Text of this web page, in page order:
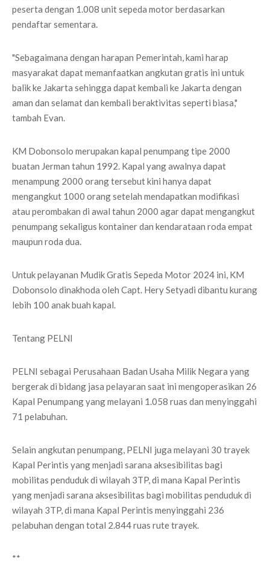
peserta dengan 1.008 unit sepeda motor berdasarkan
pendaftar sementara.
"Sebagaimana dengan harapan Pemerintah, kami harap
masyarakat dapat memanfaatkan angkutan gratis ini untuk
balik ke Jakarta sehingga dapat kembali ke Jakarta dengan
aman dan selamat dan kembali beraktivitas seperti biasa,"
tambah Evan.
KM Dobonsolo merupakan kapal penumpang tipe 2000
buatan Jerman tahun 1992. Kapal yang awalnya dapat
menampung 2000 orang tersebut kini hanya dapat
mengangkut 1000 orang setelah mendapatkan modifikasi
atau perombakan di awal tahun 2000 agar dapat mengangkut
penumpang sekaligus kontainer dan kendarataan roda empat
maupun roda dua.
Untuk pelayanan Mudik Gratis Sepeda Motor 2024 ini, KM
Dobonsolo dinakhoda oleh Capt. Hery Setyadi dibantu kurang
lebih 100 anak buah kapal.
Tentang PELNI
PELNI sebagai Perusahaan Badan Usaha Milik Negara yang
bergerak di bidang jasa pelayaran saat ini mengoperasikan 26
Kapal Penumpang yang melayani 1.058 ruas dan menyinggahi
71 pelabuhan.
Selain angkutan penumpang, PELNI juga melayani 30 trayek
Kapal Perintis yang menjadi sarana aksesibilitas bagi
mobilitas penduduk di wilayah 3TP, di mana Kapal Perintis
yang menjadi sarana aksesibilitas bagi mobilitas penduduk di
wilayah 3TP, di mana Kapal Perintis menyinggahi 236
pelabuhan dengan total 2.844 ruas rute trayek.
**